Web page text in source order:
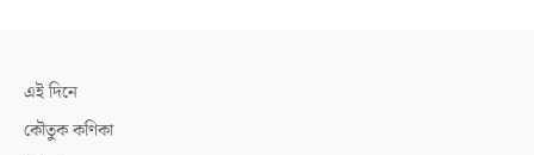
এই দিনে
কৌতুক কণিকা